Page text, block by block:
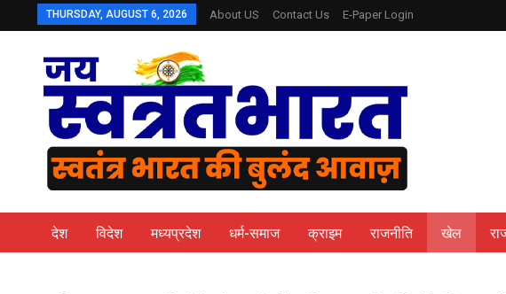
THURSDAY, AUGUST 6, 2026 About US Contact Us E-Paper Login
देश विदेश मध्यप्रदेश धर्म-समाज क्राइम राजनीति खेल